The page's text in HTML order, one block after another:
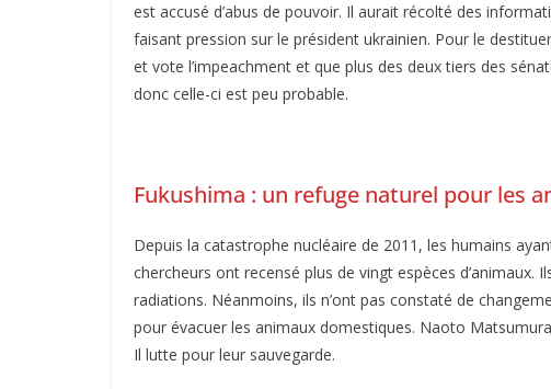
est accusé d’abus de pouvoir. Il aurait récolté des
faisant pression sur le président ukrainien. Pour le
et vote l’impeachment et que plus des deux tiers des
donc celle-ci est peu probable.
Fukushima : un refuge naturel pour les
Depuis la catastrophe nucléaire de 2011, les humains
chercheurs ont recensé plus de vingt espèces d’animaux.
radiations. Néanmoins, ils n’ont pas constaté de
pour évacuer les animaux domestiques. Naoto
Il lutte pour leur sauvegarde.